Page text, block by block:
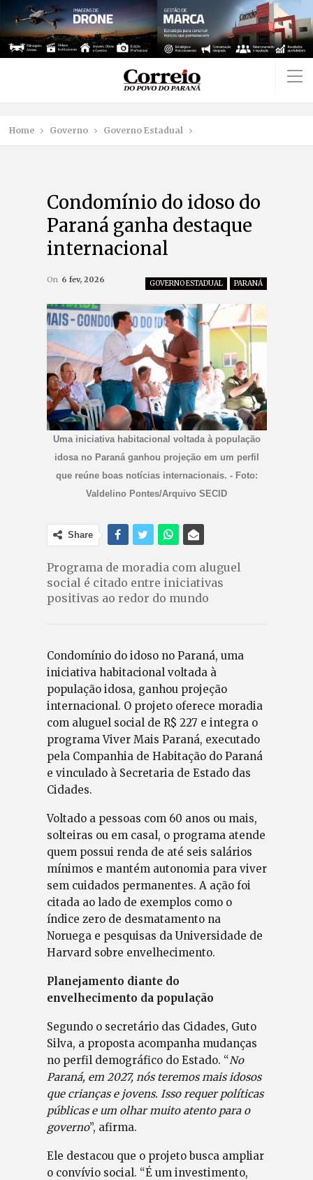
Home Governo Governo Estadual
Condomínio do idoso do
Paraná ganha destaque
internacional
GOVERNO ESTADUAL PARANÁ
On 6 fev, 2026
Uma iniciativa habitacional voltada à população
idosa no Paraná ganhou projeção em um perfil
que reúne boas notícias internacionais. - Foto:
Valdelino Pontes/Arquivo SECID
Share
Programa de moradia com aluguel
social é citado entre iniciativas
positivas ao redor do mundo
Condomínio do idoso no Paraná, uma
iniciativa habitacional voltada à
população idosa, ganhou projeção
internacional. O projeto oferece moradia
com aluguel social de R$ 227 e integra o
programa Viver Mais Paraná, executado
pela Companhia de Habitação do Paraná
e vinculado à Secretaria de Estado das
Cidades.
Voltado a pessoas com 60 anos ou mais,
solteiras ou em casal, o programa atende
quem possui renda de até seis salários
mínimos e mantém autonomia para viver
sem cuidados permanentes. A ação foi
citada ao lado de exemplos como o
índice zero de desmatamento na
Noruega e pesquisas da Universidade de
Harvard sobre envelhecimento.
Planejamento diante do
envelhecimento da população
Segundo o secretário das Cidades, Guto
Silva, a proposta acompanha mudanças
no perfil demográfico do Estado. “No
Paraná, em 2027, nós teremos mais idosos
que crianças e jovens. Isso requer políticas
públicas e um olhar muito atento para o
governo”, afirma.
Ele destacou que o projeto busca ampliar
o convívio social. “É um investimento,